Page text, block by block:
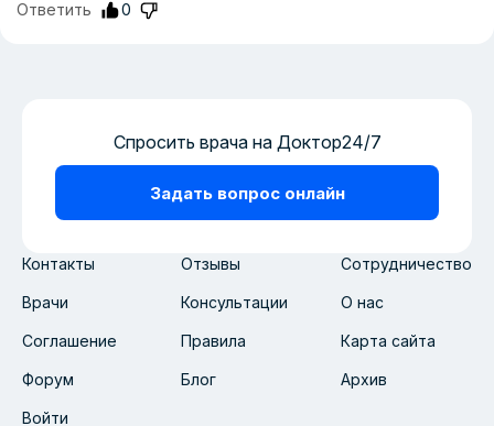
Ответить 0
Контакты Отзывы Сотрудничество
Врачи Консультации О нас
Соглашение Правила Карта сайта
Форум Блог Архив
Войти
Спросить врача на Доктор24/7
Задать вопрос онлайн